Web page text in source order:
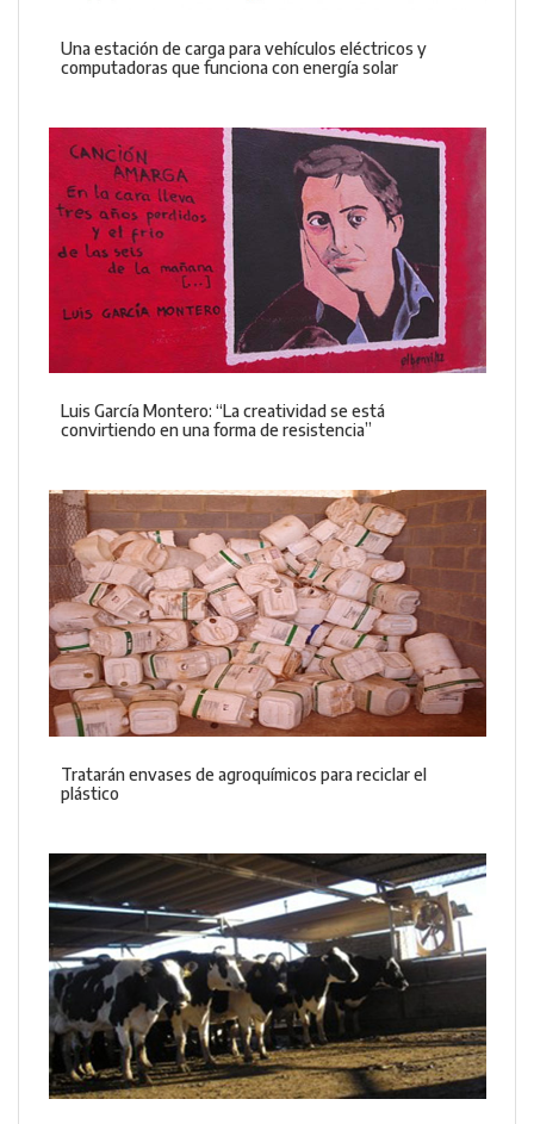
Una estación de carga para vehículos eléctricos y
computadoras que funciona con energía solar
Luis García Montero: “La creatividad se está
convirtiendo en una forma de resistencia”
Tratarán envases de agroquímicos para reciclar el
plástico